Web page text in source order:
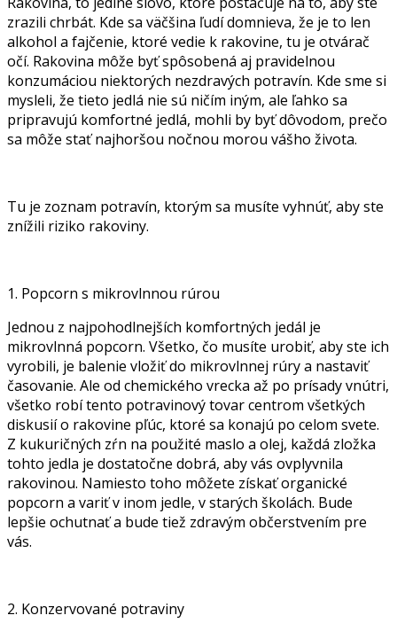
zrazili chrbát. Kde sa väčšina ľudí domnieva, že je to len
alkohol a fajčenie, ktoré vedie k rakovine, tu je otvárač
očí. Rakovina môže byť spôsobená aj pravidelnou
konzumáciou niektorých nezdravých potravín. Kde sme si
mysleli, že tieto jedlá nie sú ničím iným, ale ľahko sa
pripravujú komfortné jedlá, mohli by byť dôvodom, prečo
sa môže stať najhoršou nočnou morou vášho života.
Tu je zoznam potravín, ktorým sa musíte vyhnúť, aby ste
znížili riziko rakoviny.
1. Popcorn s mikrovlnnou rúrou
Jednou z najpohodlnejších komfortných jedál je
mikrovlnná popcorn. Všetko, čo musíte urobiť, aby ste ich
vyrobili, je balenie vložiť do mikrovlnnej rúry a nastaviť
časovanie. Ale od chemického vrecka až po prísady vnútri,
všetko robí tento potravinový tovar centrom všetkých
diskusií o rakovine pľúc, ktoré sa konajú po celom svete.
Z kukuričných zŕn na použité maslo a olej, každá zložka
tohto jedla je dostatočne dobrá, aby vás ovplyvnila
rakovinou. Namiesto toho môžete získať organické
popcorn a variť v inom jedle, v starých školách. Bude
lepšie ochutnať a bude tiež zdravým občerstvením pre
vás.
2. Konzervované potraviny